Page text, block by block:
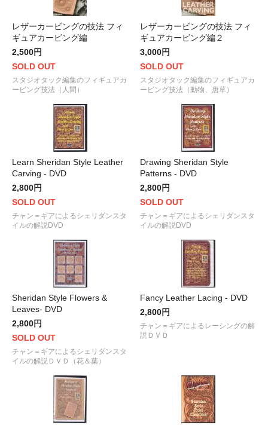
レザーカービングの技法 フィ
ギュアカービング編
2,500円
SOLD OUT
スタジオタック編集のフィギュアカ
ービング技法（人間）
レザーカービングの技法 フィ
ギュアカービング編２
3,000円
SOLD OUT
スタジオタック編集のフィギュアカ
ービング技法（動物、唐草）
Learn Sheridan Style Leather
Carving - DVD
2,800円
SOLD OUT
チャン＝ギアによるシェリダンスタ
イルの解説DVD
Drawing Sheridan Style
Patterns - DVD
2,800円
SOLD OUT
チャン＝ギアによるシェリダンスタ
イルの解説DVD
Sheridan Style Flowers &
Leaves- DVD
2,800円
SOLD OUT
チャン＝ギアによるシェリダンスタ
イルの解説ＤＶＤ（花＆葉）
Fancy Leather Lacing - DVD
2,800円
チャン＝ギアによるレーシングの解
説ＤＶＤ